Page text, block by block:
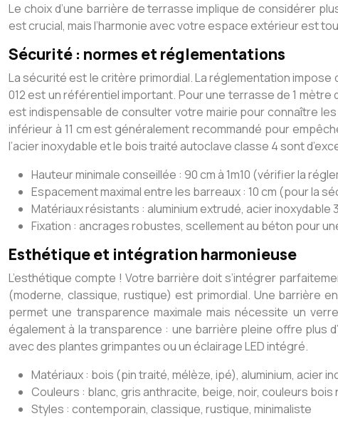
Le choix d’une barrière de terrasse implique de considérer
est crucial, mais l’harmonie avec votre espace extérieur est
Sécurité : normes et réglementations
La sécurité est le critère primordial. La réglementation impose
012 est un référentiel important. Pour une terrasse de 1 mètre
est indispensable de consulter votre mairie pour connaître
inférieur à 11 cm est généralement recommandé pour
l’acier inoxydable et le bois traité autoclave classe 4 sont
Hauteur minimale conseillée : 90 cm à 1m10 (vérifier la
Espacement maximal entre les barreaux : 10 cm (pour la
Matériaux résistants : aluminium extrudé, acier
Fixation : ancrages robustes, scellement au béton pour
Esthétique et intégration harmonieuse
L’esthétique compte ! Votre barrière doit s’intégrer
(moderne, classique, rustique) est primordial. Une barrière
permet une transparence maximale mais nécessite un
également à la transparence : une barrière pleine offre plus
avec des plantes grimpantes ou un éclairage LED intégré.
Matériaux : bois (pin traité, mélèze, ipé), aluminium, acier
Couleurs : blanc, gris anthracite, beige, noir, couleurs bois
Styles : contemporain, classique, rustique, minimaliste